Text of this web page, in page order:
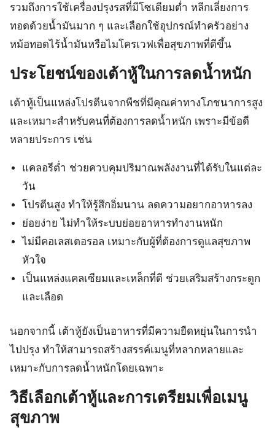
รวมถึงการใช้เครื่องปรุงรสที่มีโซเดียมต่ำ หลีกเลี่ยงการ
ทอดด้วยน้ำมันมาก ๆ และเลือกใช้อุปกรณ์ทำครัวอย่าง
หม้อทอดไร้น้ำมันหรือไมโครเวฟเพื่อสุขภาพที่ดีขึ้น
ประโยชน์ของเต้าหู้ในการลดน้ำหนัก
เต้าหู้เป็นแหล่งโปรตีนจากพืชที่มีคุณค่าทางโภชนาการสูง
และเหมาะสำหรับคนที่ต้องการลดน้ำหนัก เพราะมีข้อดี
หลายประการ เช่น
แคลอรีต่ำ ช่วยควบคุมปริมาณพลังงานที่ได้รับในแต่ละ
วัน
โปรตีนสูง ทำให้รู้สึกอิ่มนาน ลดความอยากอาหารลง
ย่อยง่าย ไม่ทำให้ระบบย่อยอาหารทำงานหนัก
ไม่มีคอเลสเตอรอล เหมาะกับผู้ที่ต้องการดูแลสุขภาพ
หัวใจ
เป็นแหล่งแคลเซียมและเหล็กที่ดี ช่วยเสริมสร้างกระดูก
และเลือด
นอกจากนี้ เต้าหู้ยังเป็นอาหารที่มีความยืดหยุ่นในการนำ
ไปปรุง ทำให้สามารถสร้างสรรค์เมนูที่หลากหลายและ
เหมาะกับการลดน้ำหนักโดยเฉพาะ
วิธีเลือกเต้าหู้และการเตรียมเพื่อเมนู
สุขภาพ